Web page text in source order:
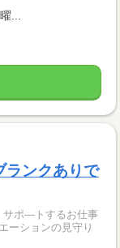
...
ランクありで
サポ―トするお仕事